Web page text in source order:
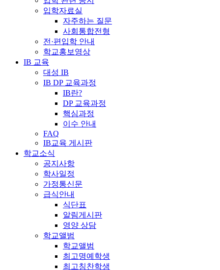
입학자료실
자주하는 질문
사회통합전형
전·편입학 안내
학교홍보영상
IB 교육
대성 IB
IB DP 교육과정
IB란?
DP 교육과정
핵심과정
이수 안내
FAQ
IB교육 게시판
학교소식
공지사항
학사일정
가정통신문
급식안내
식단표
알림게시판
영양 상담
학교앨범
학교앨범
최고명예학생
최고칭찬학생